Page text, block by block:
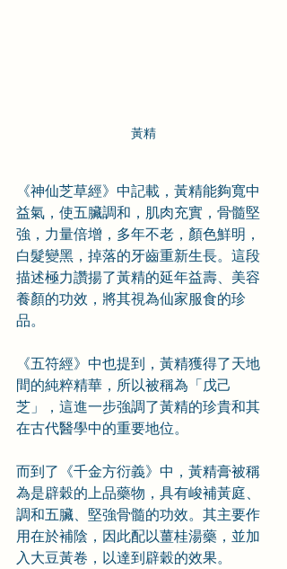
黃精
《神仙芝草經》中記載，黃精能夠寬中
益氣，使五臟調和，肌肉充實，骨髓堅
強，力量倍增，多年不老，顏色鮮明，
白髮變黑，掉落的牙齒重新生長。這段
描述極力讚揚了黃精的延年益壽、美容
養顏的功效，將其視為仙家服食的珍
品。
《五符經》中也提到，黃精獲得了天地
間的純粹精華，所以被稱為「戊己
芝」，這進一步強調了黃精的珍貴和其
在古代醫學中的重要地位。
而到了《千金方衍義》中，黃精膏被稱
為是辟穀的上品藥物，具有峻補黃庭、
調和五臟、堅強骨髓的功效。其主要作
用在於補陰，因此配以薑桂湯藥，並加
入大豆黃卷，以達到辟穀的效果。